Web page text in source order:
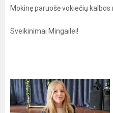
Mokinę paruošė vokiečių
Sveikinimai Mingailei!